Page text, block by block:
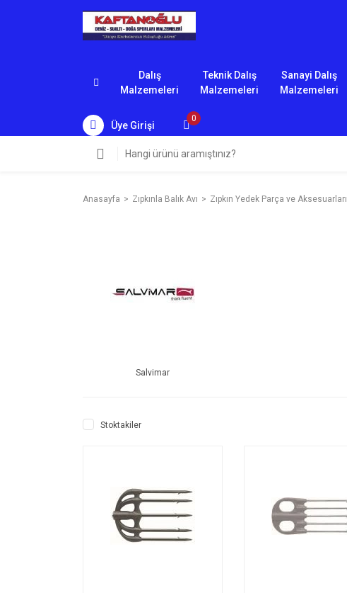
Dalış
Malzemeleri
Teknik Dalış
Malzemeleri
Sanayi Dalış
Malzemeleri
Üye Girişi
0
Anasayfa Zıpkınla Balık Avı Zıpkın Yedek Parça ve Aksesuarları
Salvimar
Stoktakiler